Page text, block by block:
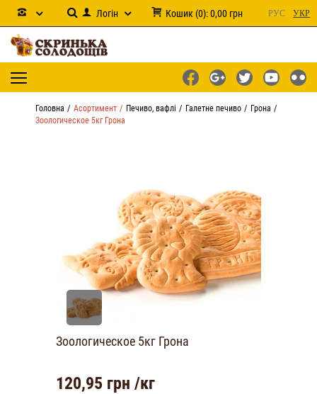
Логін Кошик (0):0,00 грн РУС УКР
Головна Асортимент Печиво, вафлі Галетне печиво
Грона
Зоологическое 5кг Грона
Зоологическое 5кг Грона
120,95 грн /кг